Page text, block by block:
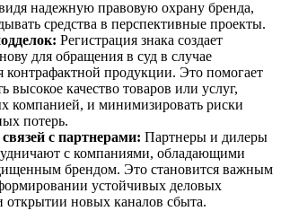
надежную правовую охрану бренда,
средства в перспективные проекты.
Регистрация знака создает
для обращения в суд в случае
контрафактной продукции. Это помогает
высокое качество товаров или услуг,
компанией, и минимизировать риски
потерь.
с партнерами: Партнеры и дилеры
с компаниями, обладающими
брендом. Это становится важным
устойчивых деловых
новых каналов сбыта.